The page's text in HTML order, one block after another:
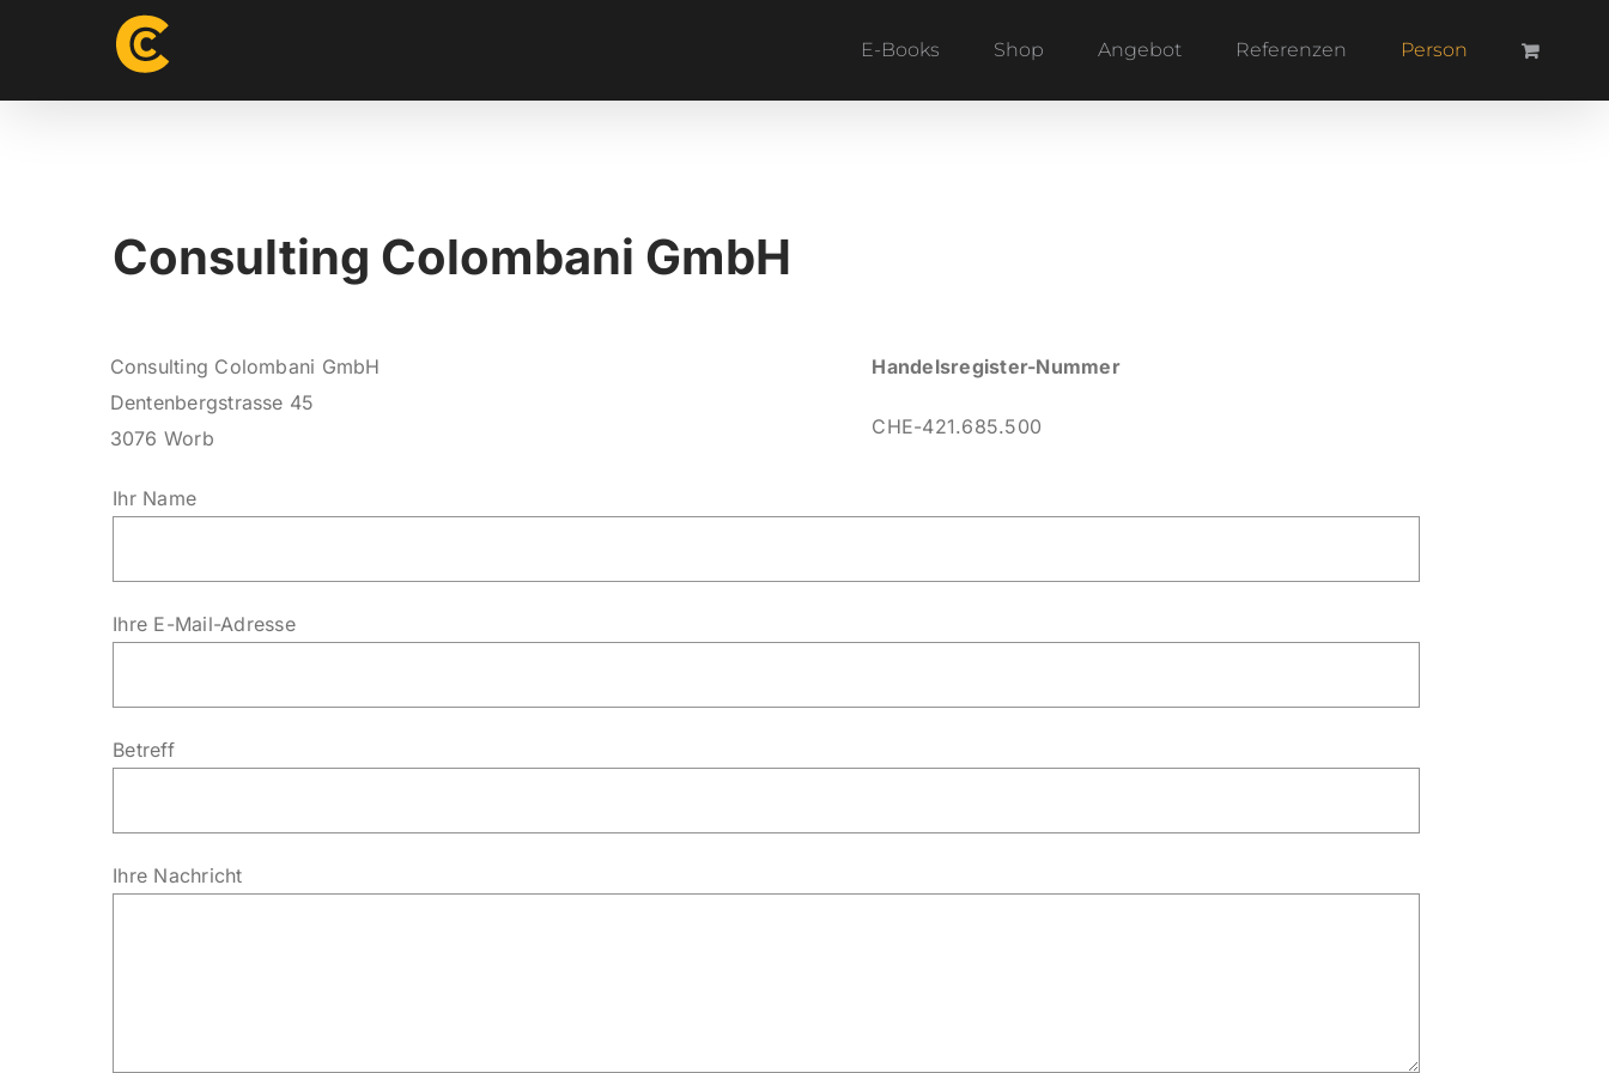
E-Books Shop Angebot Referenzen Person
Consulting Colombani GmbH
Consulting Colombani GmbH
Dentenbergstrasse 45
3076 Worb
Handelsregister-Nummer
CHE-421.685.500
Ihr Name
Ihre E-Mail-Adresse
Betreff
Ihre Nachricht